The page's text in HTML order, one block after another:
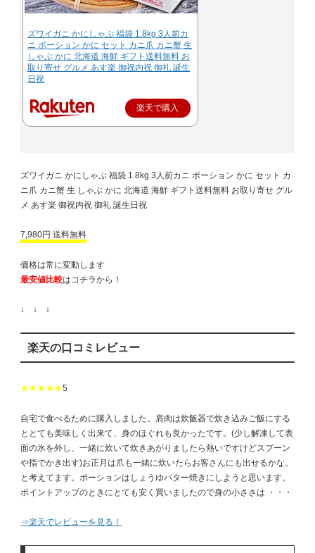
ズワイガニ かにしゃぶ 福袋 1.8kg 3人前カ
ニ ポーション かに セット カニ爪 カニ蟹 生
しゃぶ かに 北海道 海鮮 ギフト送料無料 お
取り寄せ グルメ あす楽 御祝内祝 御礼 誕生
日祝
楽天で購入
ズワイガニ かにしゃぶ 福袋 1.8kg 3人前カニ ポーション かに セット カ
ニ爪 カニ蟹 生 しゃぶ かに 北海道 海鮮 ギフト送料無料 お取り寄せ グル
メ あす楽 御祝内祝 御礼 誕生日祝
7,980円 送料無料
価格は常に変動します
最安値比較はコチラから！
↓ ↓ ↓
楽天の口コミレビュー
★★★★★5
自宅で食べるために購入しました。肩肉は炊飯器で炊き込みご飯にする
ととても美味しく出来て、身のほぐれも良かったです。(少し解凍して表
面の氷を外し、一緒に炊いて炊きあがりましたら熱いですけどスプーン
や指でかき出す)お正月は爪も一緒に炊いたらお客さんにも出せるかな。
と考えてます。ポーションはしょうゆバター焼きにしようと思います。
ポイントアップのときにとても安く買いましたので身の小ささは ・・・
⇒楽天でレビューを見る！